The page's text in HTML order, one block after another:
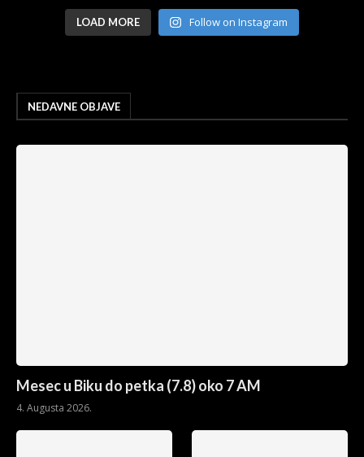
LOAD MORE Follow on Instagram
NEDAVNE OBJAVE
Mesec u Biku do petka (7.8) oko 7 AM
4. Augusta 2026.